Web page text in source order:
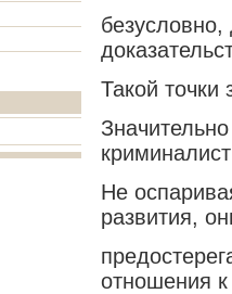
безусловно,
Такой
Не
развития,
отношения к